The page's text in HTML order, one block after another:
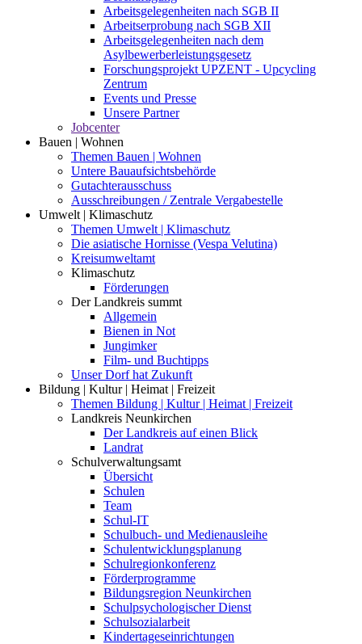
Arbeitsgelegenheiten nach SGB II
Arbeitserprobung nach SGB XII
Arbeitsgelegenheiten nach dem
Asylbewerberleistungsgesetz
Forschungsprojekt UPZENT - Upcycling
Zentrum
Events und Presse
Unsere Partner
Jobcenter
Bauen | Wohnen
Themen Bauen | Wohnen
Untere Bauaufsichtsbehörde
Gutachterausschuss
Ausschreibungen / Zentrale Vergabestelle
Umwelt | Klimaschutz
Themen Umwelt | Klimaschutz
Die asiatische Hornisse (Vespa Velutina)
Kreisumweltamt
Klimaschutz
Förderungen
Der Landkreis summt
Allgemein
Bienen in Not
Jungimker
Film- und Buchtipps
Unser Dorf hat Zukunft
Bildung | Kultur | Heimat | Freizeit
Themen Bildung | Kultur | Heimat | Freizeit
Landkreis Neunkirchen
Der Landkreis auf einen Blick
Landrat
Schulverwaltungsamt
Übersicht
Schulen
Team
Schul-IT
Schulbuch- und Medienausleihe
Schulentwicklungsplanung
Schulregionkonferenz
Förderprogramme
Bildungsregion Neunkirchen
Schulpsychologischer Dienst
Schulsozialarbeit
Kindertageseinrichtungen